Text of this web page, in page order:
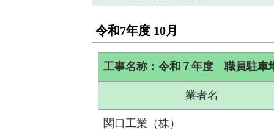
令和7年度 10月
工事名称：令和７年度 職員駐車
業者名
関口工業（株）